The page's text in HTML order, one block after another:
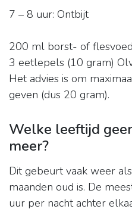
7 – 8 uur: Ontbijt
200 ml borst- of
3 eetlepels (10 gram)
Het advies is om
geven (dus 20 gram).
Welke leeftijd
meer?
Dit gebeurt vaak weer
maanden oud is. De
uur per nacht achter